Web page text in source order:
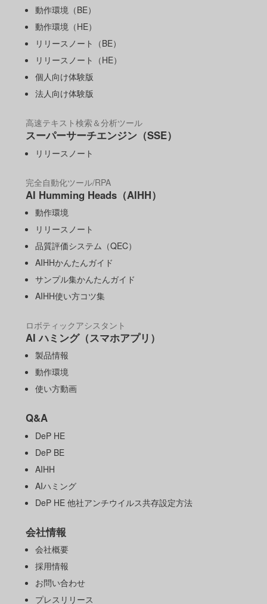
動作環境（BE）
動作環境（HE）
リリースノート（BE）
リリースノート（HE）
個人向け体験版
法人向け体験版
高速テキスト検索＆分析ツール
スーパーサーチエンジン（SSE）
リリースノート
完全自動化ツール/RPA
AI Humming Heads（AIHH）
動作環境
リリースノート
品質評価システム（QEC）
AIHHかんたんガイド
サンプル集かんたんガイド
AIHH使い方コツ集
ロボティックアシスタント
AI ハミング（スマホアプリ）
製品情報
動作環境
使い方動画
Q&A
DeP HE
DeP BE
AIHH
AIハミング
DeP HE 他社アンチウイルス共存設定方法
会社情報
会社概要
採用情報
お問い合わせ
プレスリリース